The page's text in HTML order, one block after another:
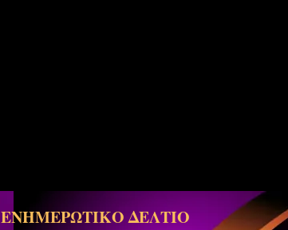
ΕΝΗΜΕΡΩΤΙΚΟ ΔΕΛΤΙΟ